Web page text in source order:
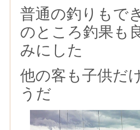
普通の釣りもで
のところ釣果も
みにした
他の客も子供だ
うだ